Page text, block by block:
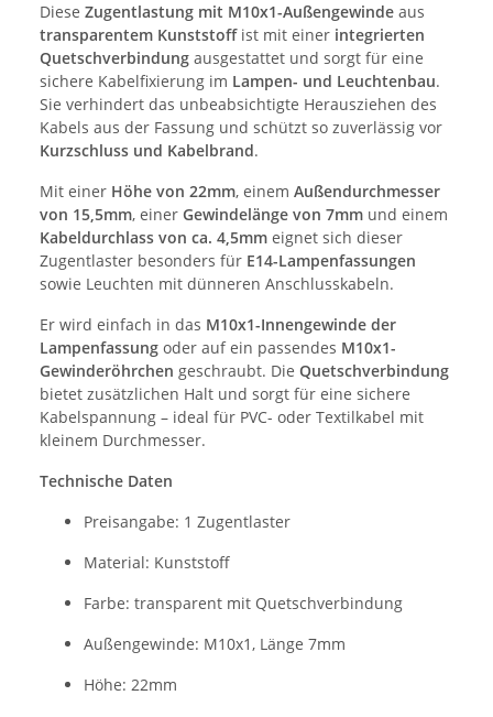
Diese Zugentlastung mit M10x1-Außengewinde aus
transparentem Kunststoffist mit einer integrierten
Quetschverbindung ausgestattet und sorgt für eine
sichere Kabelfixierung im Lampen- und Leuchtenbau.
Sie verhindert das unbeabsichtigte Herausziehen des
Kabels aus der Fassung und schützt so zuverlässig vor
Kurzschluss und Kabelbrand.
Mit einer Höhe von 22mm, einem Außendurchmesser
von 15,5mm, einer Gewindelänge von 7mm und einem
Kabeldurchlass von ca. 4,5mm eignet sich dieser
Zugentlaster besonders für E14-Lampenfassungen
sowie Leuchten mit dünneren Anschlusskabeln.
Er wird einfach in das M10x1-Innengewinde der
Lampenfassung oder auf ein passendes M10x1-
Gewinderöhrchen geschraubt. Die Quetschverbindung
bietet zusätzlichen Halt und sorgt für eine sichere
Kabelspannung – ideal für PVC- oder Textilkabel mit
kleinem Durchmesser.
Technische Daten
Preisangabe: 1 Zugentlaster
Material: Kunststoff
Farbe: transparent mit Quetschverbindung
Außengewinde: M10x1, Länge 7mm
Höhe: 22mm